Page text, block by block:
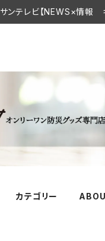
サンテレビ【NEWS×情報
カテゴリー